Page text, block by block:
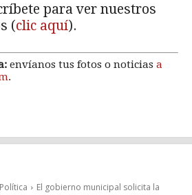
para ver nuestros
(clic aquí).
envíanos tus fotos o noticias a
.